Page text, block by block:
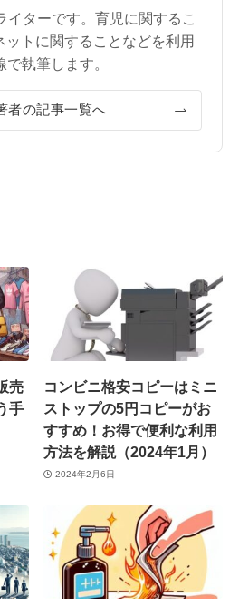
イターです。育児に関するこ
ットに関することなどを利用
で執筆します。
者の記事一覧へ
売
手
コンビニ格安コピーはミニ
ストップの5円コピーがお
すすめ！お得で便利な利用
方法を解説（2024年1月）
2024年2月6日